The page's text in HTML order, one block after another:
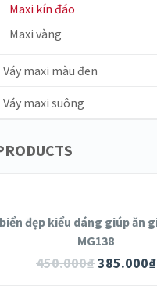
Maxi kín đáo
Maxi vàng
Váy maxi màu đen
Váy maxi suông
đẹp kiểu dáng giúp ăn
MG138
450.000₫385.000₫